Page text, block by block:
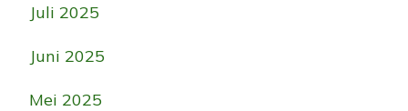
Juli 2025
Juni 2025
Mei 2025